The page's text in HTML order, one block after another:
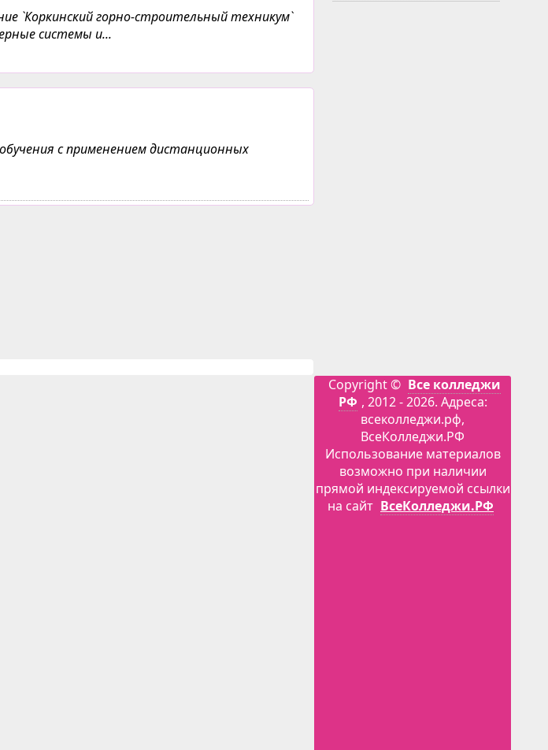
`Коркинский горно-строительный техникум`
системы и...
с применением дистанционных
Copyright © Все колледжи
РФ , 2012 - 2026. Адреса:
всеколледжи.рф,
ВсеКолледжи.РФ
Использование материалов
возможно при наличии
прямой индексируемой ссылки
на сайт ВсеКолледжи.РФ